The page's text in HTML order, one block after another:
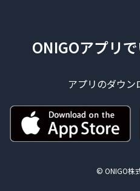
ONIGOアプリ
アプリのダウン
© ONIGO株